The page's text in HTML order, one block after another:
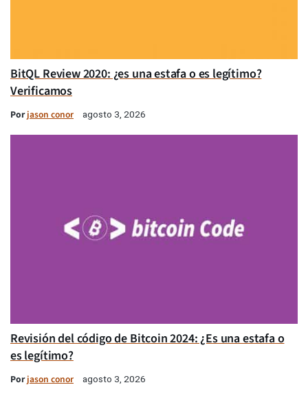
BitQL Review 2020: ¿es una estafa o es legítimo?
Verificamos
Porjason conor agosto 3, 2026
Revisión del código de Bitcoin 2024: ¿Es una estafa o
es legítimo?
Porjason conor agosto 3, 2026